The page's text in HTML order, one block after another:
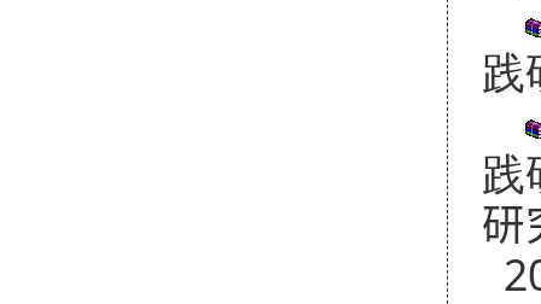
践
践
研